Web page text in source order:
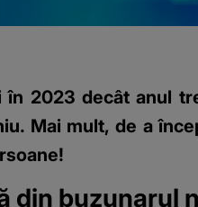
2023 decât anul
Mai mult, de a
din buzunarul